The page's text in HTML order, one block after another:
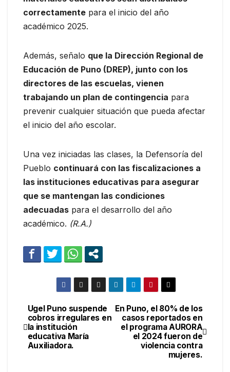
correctamente para el inicio del año
académico 2025.
Además, señalo que la Dirección Regional de
Educación de Puno (DREP), junto con los
directores de las escuelas, vienen
trabajando un plan de contingencia para
prevenir cualquier situación que pueda afectar
el inicio del año escolar.
Una vez iniciadas las clases, la Defensoría del
Pueblo continuará con las fiscalizaciones a
las instituciones educativas para asegurar
que se mantengan las condiciones
adecuadas para el desarrollo del año
académico. (R.A.)
Navegación
de
En Puno, el 80% de los
casos reportados en
el programa AURORA
el 2024 fueron de
violencia contra
mujeres.
Ugel Puno suspende
cobros irregulares en
la institución
educativa María
Auxiliadora.